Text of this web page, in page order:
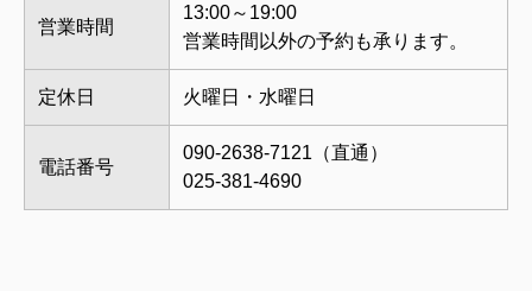
営業時間
13:00～19:00
営業時間以外の予約も承ります。
定休日 火曜日・水曜日
電話番号
090-2638-7121（直通）
025-381-4690